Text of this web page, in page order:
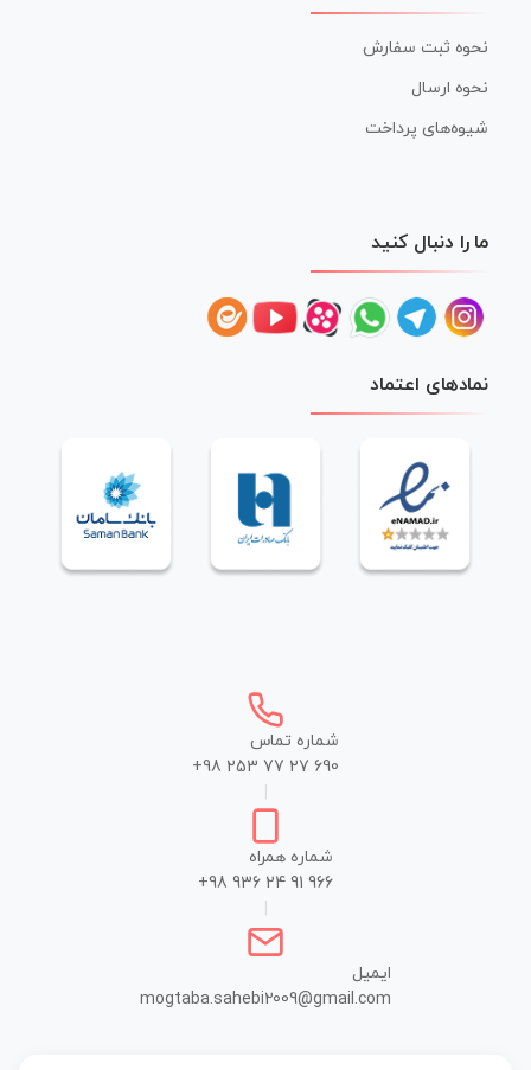
نحوه ثبت سفارش
نحوه ارسال
شیوه‌های پرداخت
ما را دنبال کنید
نمادهای اعتماد
شماره تماس
+98 253 77 27 690
شماره همراه
+98 936 24 91 966
ایمیل
mogtaba.sahebi2009@gmail.com